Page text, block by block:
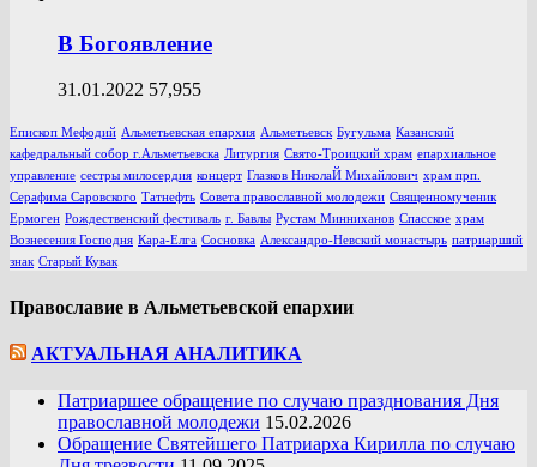
В Богоявление
31.01.2022 57,955
Епископ Мефодий Альметьевская епархия Альметьевск Бугульма Казанский
кафедральный собор г.Альметьевска Литургия Свято-Троицкий храм епархиальное
управление сестры милосердия концерт Глазков НиколаЙ Михайлович храм прп.
Серафима Саровского Татнефть Совета православной молодежи Священномученик
Ермоген Рождественский фестиваль г. Бавлы Рустам Минниханов Спасское храм
Вознесения Господня Кара-Елга Сосновка Александро-Невский монастырь патриарший
знак Старый Кувак
Православие в Альметьевской епархии
АКТУАЛЬНАЯ АНАЛИТИКА
Патриаршее обращение по случаю празднования Дня
православной молодежи 15.02.2026
Обращение Святейшего Патриарха Кирилла по случаю